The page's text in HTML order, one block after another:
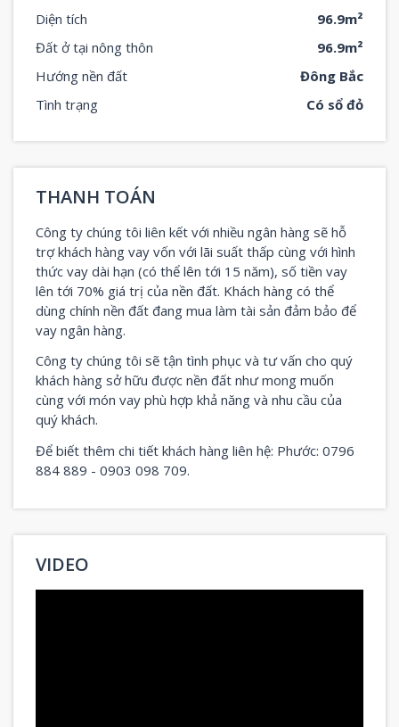
Diện tích
96.9m²
Đất ở tại nông thôn
96.9m²
Hướng nền đất
Đông Bắc
Tình trạng
Có sổ đỏ
THANH TOÁN
Công ty chúng tôi liên kết với nhiều ngân hàng sẽ hỗ
trợ khách hàng vay vốn với lãi suất thấp cùng với hình
thức vay dài hạn (có thể lên tới 15 năm), số tiền vay
lên tới 70% giá trị của nền đất. Khách hàng có thể
dùng chính nền đất đang mua làm tài sản đảm bảo để
vay ngân hàng.
Công ty chúng tôi sẽ tận tình phục và tư vấn cho quý
khách hàng sở hữu được nền đất như mong muốn
cùng với món vay phù hợp khả năng và nhu cầu của
quý khách.
Để biết thêm chi tiết khách hàng liên hệ: Phước: 0796
884 889 - 0903 098 709.
VIDEO